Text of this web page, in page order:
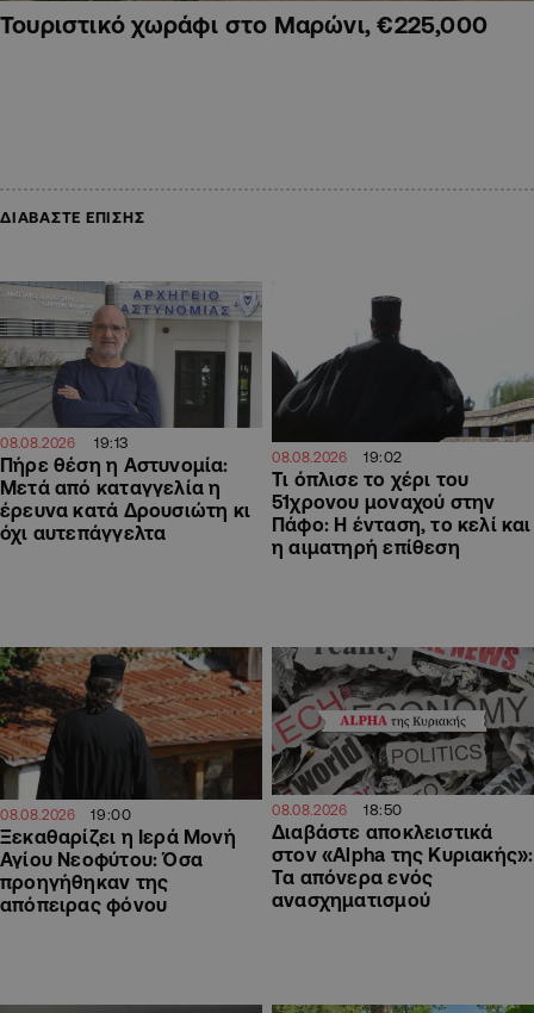
Τουριστικό χωράφι στο Μαρώνι, €225,000
ΔΙΑΒΑΣΤΕ ΕΠΙΣΗΣ
08.08.2026 19:13
Πήρε θέση η Αστυνομία:
Μετά από καταγγελία η
έρευνα κατά Δρουσιώτη κι
όχι αυτεπάγγελτα
08.08.2026 19:02
Τι όπλισε το χέρι του
51χρονου μοναχού στην
Πάφο: Η ένταση, το κελί και
η αιματηρή επίθεση
08.08.2026 19:00
Ξεκαθαρίζει η Ιερά Μονή
Αγίου Νεοφύτου: Όσα
προηγήθηκαν της
απόπειρας φόνου
08.08.2026 18:50
Διαβάστε αποκλειστικά
στον «Alpha της Κυριακής»:
Τα απόνερα ενός
ανασχηματισμού